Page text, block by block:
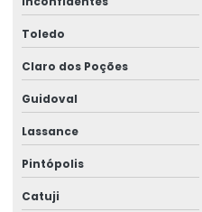
Toledo
Claro dos Poções
Guidoval
Lassance
Pintópolis
Catuji